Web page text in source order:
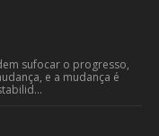
sufocar o progresso,
e a mudança é